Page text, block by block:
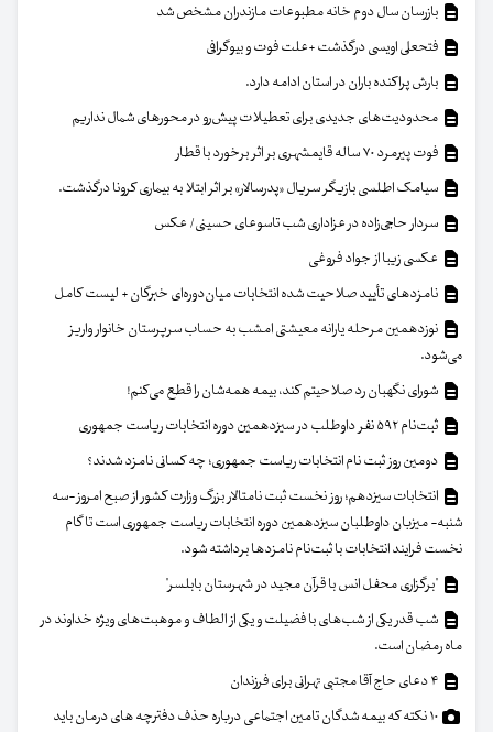
بازرسان سال دوم خانه مطبوعات مازندران مشخص شد
فتحعلی اویسی درگذشت +علت فوت و بیوگرافی
بارش پراکنده باران در استان ادامه دارد.
محدودیت‌های جدیدی برای تعطیلات پیش‌رو در محورهای شمال نداریم
فوت پیرمرد ۷۰ ساله قایمشهری بر اثر برخورد با قطار
سیامک اطلسی بازیگر سریال «پدرسالار» بر اثر ابتلا به بیماری کرونا درگذشت.
سردار حاجی‌زاده در عزاداری شب تاسوعای حسینی/ عکس
عکسی زیبا از جواد فروغی
نامزدهای تأیید صلاحیت شده انتخابات میان‌دوره‌ای خبرگان + لیست کامل
نوزدهمین مرحله یارانه معیشتی امشب به حساب سرپرستان خانوار واریز
می‌شود.
شورای نگهبان رد صلاحیتم کند، بیمه همه‌شان را قطع می‌کنم!
ثبت‌نام ۵۹۲ نفر داوطلب در سیزدهمین دوره انتخابات ریاست جمهوری
دومین روز ثبت نام انتخابات ریاست جمهوری؛ چه کسانی نامزد شدند؟
انتخابات سیزدهم؛ روز نخست ثبت نامتالار بزرگ وزارت کشور از صبح امروز -سه
شنبه- میزبان داوطلبان سیزدهمین دوره انتخابات ریاست جمهوری است تا گام
نخست فرایند انتخابات با ثبت‌نام نامزدها برداشته شود.
"برگزاری محفل انس با قرآن مجید در شهرستان بابلسر"
شب قدر یکی از شب‌های با فضیلت و یکی از الطاف و موهبت‌های ویژه خداوند در
ماه رمضان است.
۱۰ نکته که بیمه شدگان تامین اجتماعی درباره حذف دفترچه های درمان باید